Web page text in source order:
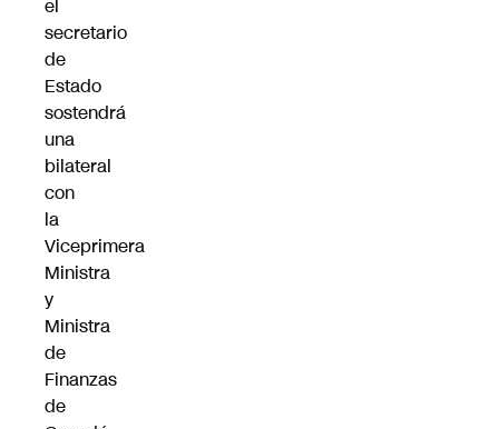
el
secretario
de
Estado
sostendrá
una
bilateral
con
la
Viceprimera
Ministra
y
Ministra
de
Finanzas
de